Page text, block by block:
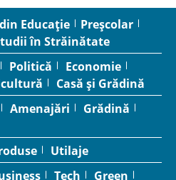
Educație
Preșcolar
în Străinătate
Politică
Economie
Casă și Grădină
Amenajări
Grădină
Utilaje
Tech Green